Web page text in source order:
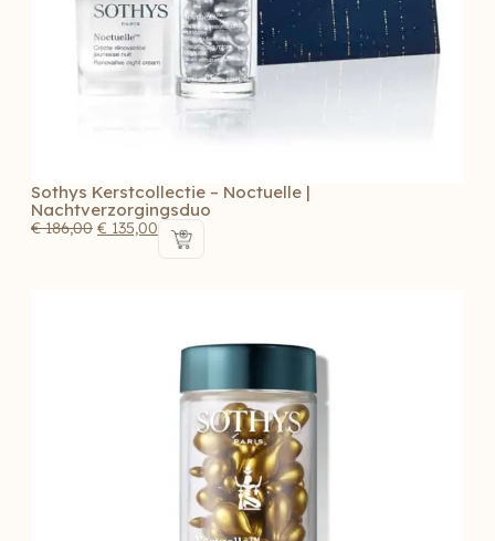
Sothys Kerstcollectie – Noctuelle |
Nachtverzorgingsduo
€186,00 € 135,00